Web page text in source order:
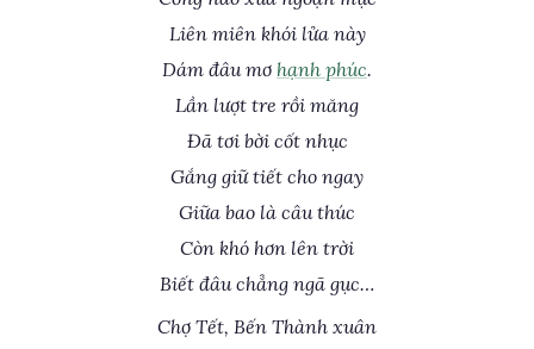
Liên miên khói lửa này
Dám đâu mơ hạnh phúc.
Lần lượt tre rồi măng
Đã tơi bời cốt nhục
Gắng giữ tiết cho ngay
Giữa bao là câu thúc
Còn khó hơn lên trời
Biết đâu chẳng ngã gục…
Chợ Tết, Bến Thành xuân